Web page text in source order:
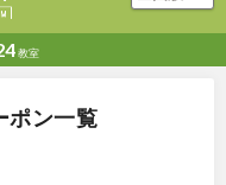
教室
ポン一覧